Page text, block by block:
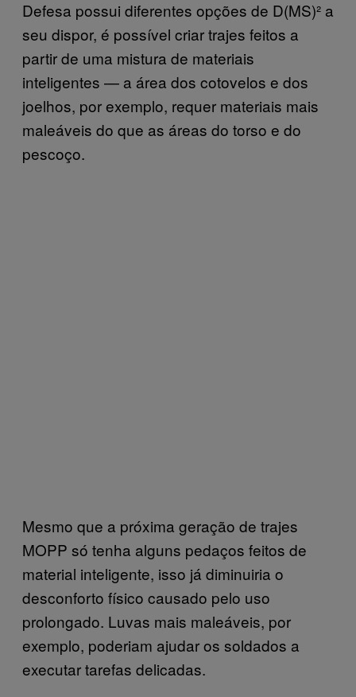
Defesa possui diferentes opções de D(MS)² a
seu dispor, é possível criar trajes feitos a
partir de uma mistura de materiais
inteligentes — a área dos cotovelos e dos
joelhos, por exemplo, requer materiais mais
maleáveis do que as áreas do torso e do
pescoço.
Mesmo que a próxima geração de trajes
MOPP só tenha alguns pedaços feitos de
material inteligente, isso já diminuiria o
desconforto físico causado pelo uso
prolongado. Luvas mais maleáveis, por
exemplo, poderiam ajudar os soldados a
executar tarefas delicadas.